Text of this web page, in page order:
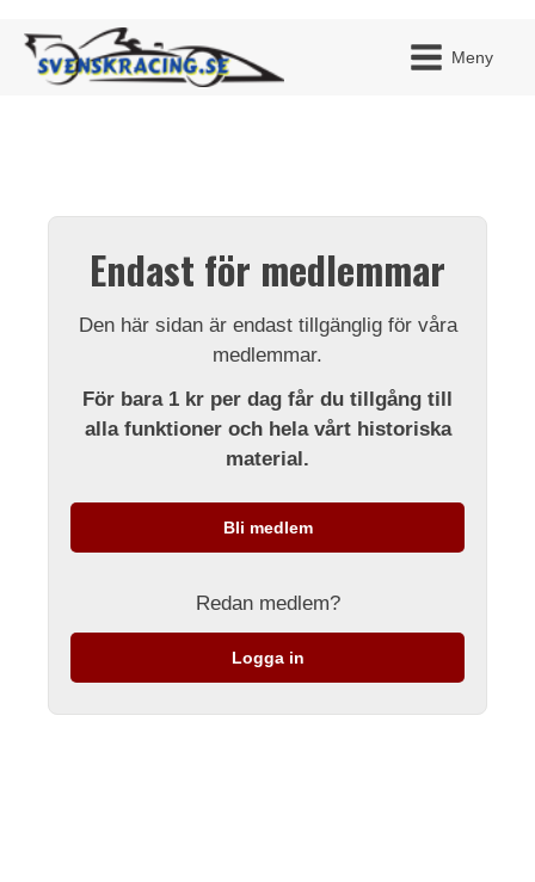
Meny
Endast för medlemmar
Den här sidan är endast tillgänglig för våra
medlemmar.
För bara 1 kr per dag får du tillgång till
alla funktioner och hela vårt historiska
material.
Bli medlem
Redan medlem?
Logga in